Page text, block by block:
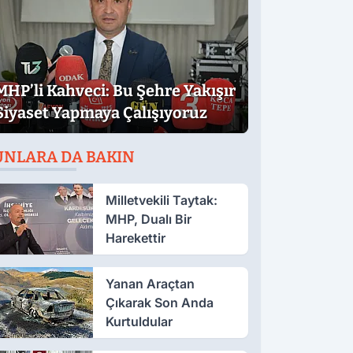
Kahveci: Bu Şehre Yakışır
Yapmaya Çalışıyoruz
DA BAKIN
Milletvekili Taytak:
MHP, Dualı Bir
Harekettir
Yanan Araçtan
Çıkarak Son Anda
Kurtuldular